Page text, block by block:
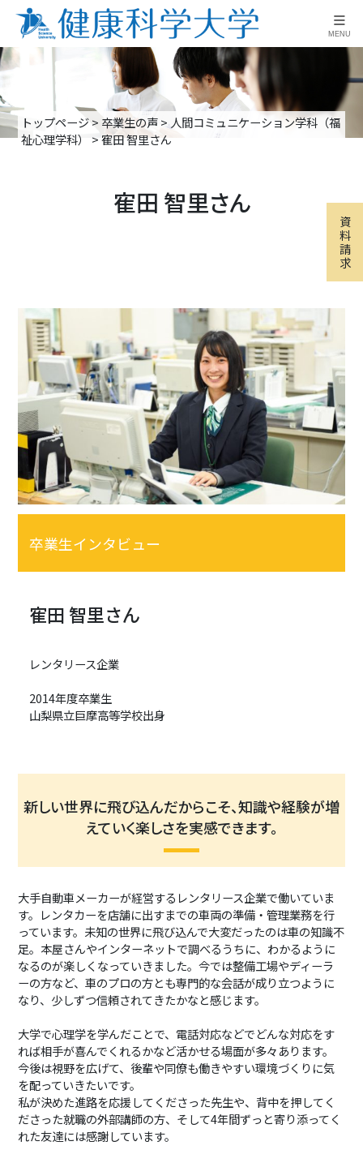
≡
MENU
資
料
請
求
トップページ> 卒業生の声>人間コミュニケーション学科（福
祉心理学科）
>寉田 智里さん
寉田 智里さん
卒業生インタビュー
寉田 智里さん
レンタリース企業
2014年度卒業生
山梨県立巨摩高等学校出身
新しい世界に飛び込んだからこそ、知識や経験が増
えていく楽しさを実感できます。
大手自動車メーカーが経営するレンタリース企業で働いていま
す。レンタカーを店舗に出すまでの車両の準備・管理業務を行
っています。未知の世界に飛び込んで大変だったのは車の知識不
足。本屋さんやインターネットで調べるうちに、わかるように
なるのが楽しくなっていきました。今では整備工場やディーラ
ーの方など、車のプロの方とも専門的な会話が成り立つように
なり、少しずつ信頼されてきたかなと感じます。
大学で心理学を学んだことで、電話対応などでどんな対応をす
れば相手が喜んでくれるかなど活かせる場面が多々あります。
今後は視野を広げて、後輩や同僚も働きやすい環境づくりに気
を配っていきたいです。
私が決めた進路を応援してくださった先生や、背中を押してく
ださった就職の外部講師の方、そして4年間ずっと寄り添ってく
れた友達には感謝しています。